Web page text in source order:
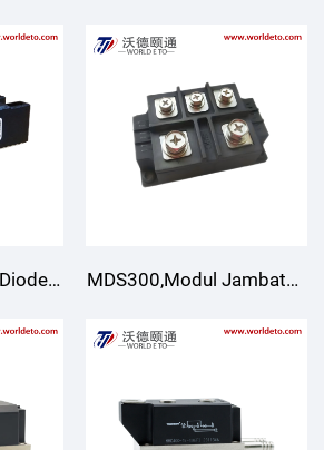
MDS300,Modul Jambatan
Fasa